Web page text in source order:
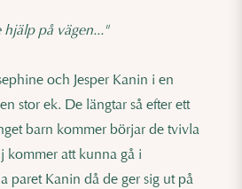
på vägen..."
och Jesper Kanin i en
stor ek. De längtar så efter ett
barn kommer börjar de tvivla
kommer att kunna gå i
paret Kanin då de ger sig ut på